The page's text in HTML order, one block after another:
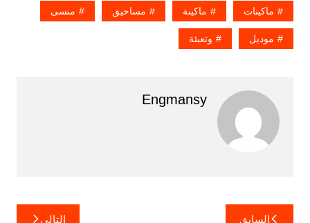
ماكينات ماكينة مساحيق منسى
موديل وتعبئة
Engmansy
تصفّح
السابق التالي